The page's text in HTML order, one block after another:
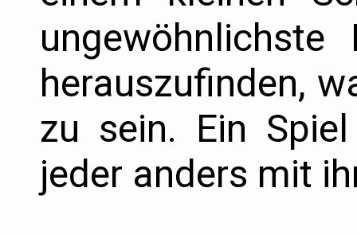
herauszufinden,
zu sein. Ein
jeder anders mit